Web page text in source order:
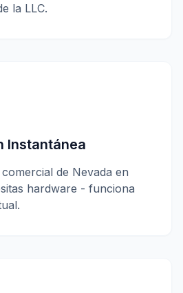
la LLC.
Instantánea
de Nevada en
hardware - funciona